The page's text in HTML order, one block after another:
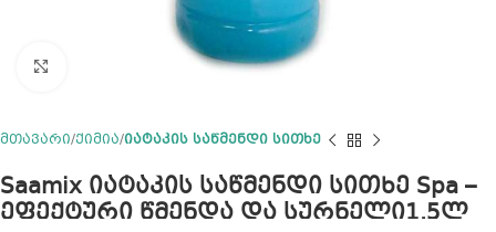
მთავარი ქიმია იატაკის საწმენდი სითხე
Saamix იატაკის საწმენდი სითხე Spa –
ეფექტური წმენდა და სურნელი1.5ლ